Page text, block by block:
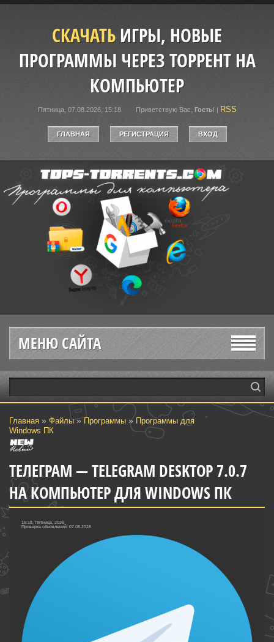
СКАЧАТЬИГРЫ, НОВЫЕ
ПРОГРАММЫ ЧЕРЕЗ ТОРРЕНТ НА
КОМПЬЮТЕР
Пятница, 07.08.2026, 15:18 Приветствую Вас Гость! | RSS
ГЛАВНАЯ РЕГИСТРАЦИЯ ВХОД
МЕНЮ САЙТА
Главная » Файлы»Программы » Программы для
Windows ПК
ТЕЛЕГРАМ — TELEGRAM DESKTOP 7.0.7
НА КОМПЬЮТЕР ДЛЯ WINDOWS ПК
15:18, Пятница, 2026
Проверка обновлений: 07.08.2026